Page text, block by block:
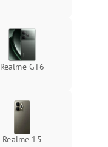
Realme GT6
Realme 15